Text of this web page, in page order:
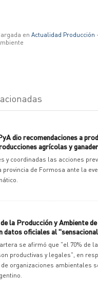
en Actualidad Producción
dio recomendaciones a
agrícolas y
y coordinadas las acciones
provincia de Formosa ante la
la Producción y Ambiente
datos oficiales al
se afirmó que "el 70% de
productivas y legales", en
organizaciones ambientales